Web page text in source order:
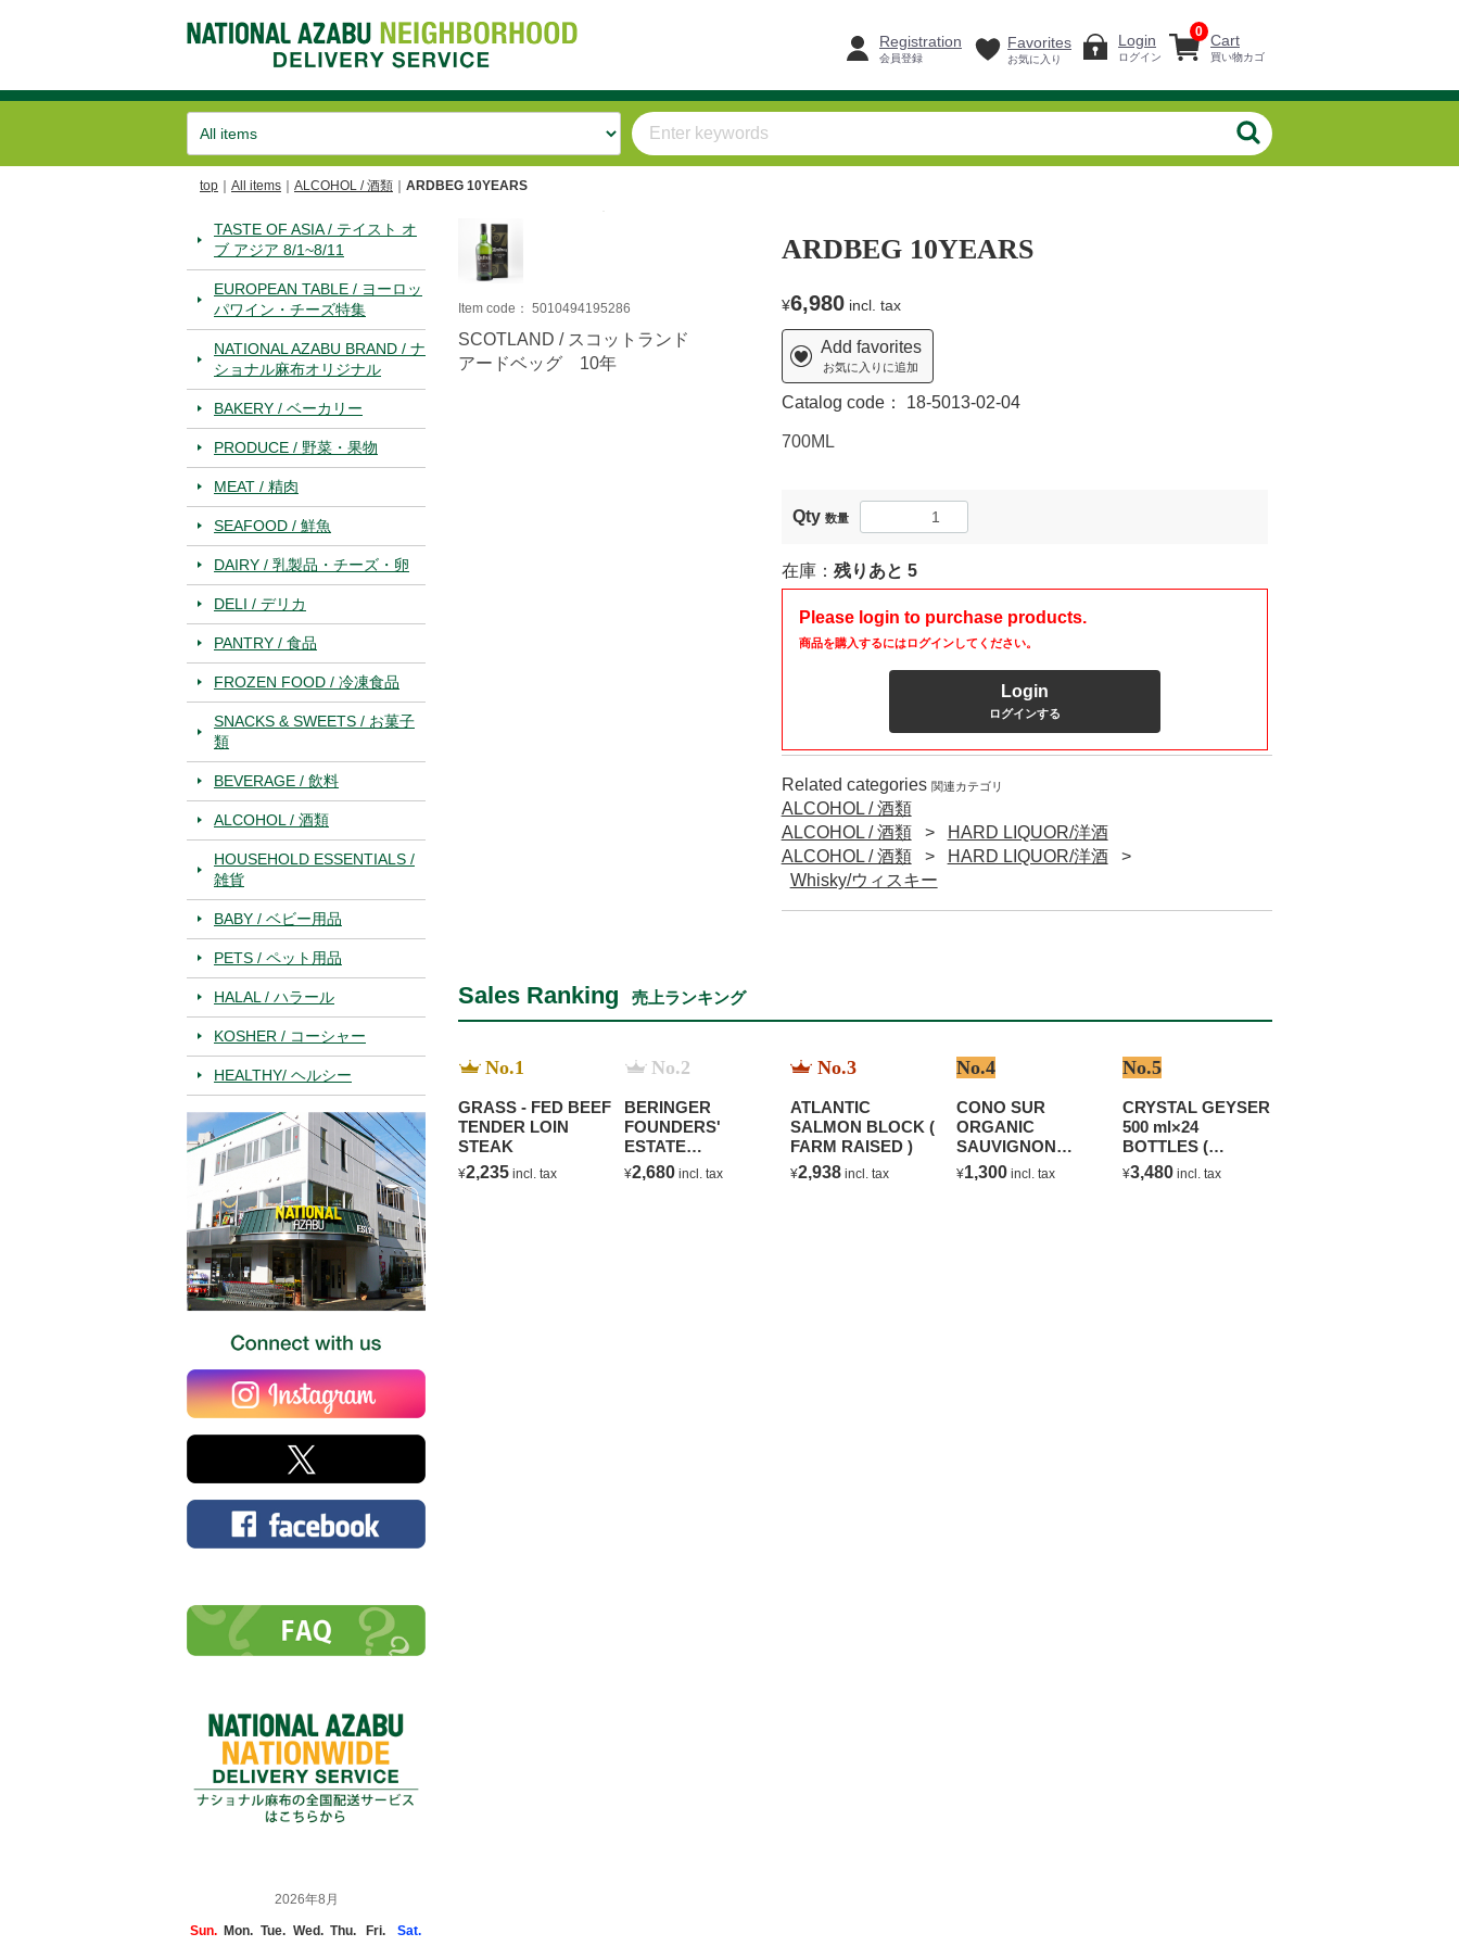
Cart
買い物カゴ
0
Registration
会員登録
Favorites
お気に入り
Login
ログイン
top All items ALCOHOL / 酒類 ARDBEG 10YEARS
TASTE OF ASIA / テイスト オ
ブ アジア 8/1~8/11
EUROPEAN TABLE / ヨーロッ
パワイン・チーズ特集
NATIONAL AZABU BRAND / ナ
ショナル麻布オリジナル
BAKERY / ベーカリー
PRODUCE / 野菜・果物
MEAT / 精肉
SEAFOOD / 鮮魚
DAIRY / 乳製品・チーズ・卵
DELI / デリカ
PANTRY / 食品
FROZEN FOOD / 冷凍食品
SNACKS & SWEETS / お菓子
類
BEVERAGE / 飲料
ALCOHOL / 酒類
HOUSEHOLD ESSENTIALS /
雑貨
BABY / ベビー用品
PETS / ペット用品
HALAL / ハラール
KOSHER / コーシャー
HEALTHY/ ヘルシー
2026年8月
Sun. Mon. Tue. Wed. Thu. Fri.
Sat.
ARDBEG 10YEARS
¥6,980incl. tax
Add favorites
お気に入りに追加
Catalog code： 18-5013-02-04
700ML
Qty 数量
在庫： 残りあと 5
Please login to purchase products.
商品を購入するにはログインしてください。
Login
ログインする
Item code： 5010494195286
SCOTLAND / スコットランド
アードベッグ 10年
Related categories 関連カテゴリ
ALCOHOL / 酒類
ALCOHOL / 酒類
HARD LIQUOR/洋酒
ALCOHOL / 酒類
HARD LIQUOR/洋酒
Whisky/ウィスキー
Sales Ranking 売上ランキング
No.1
GRASS - FED BEEF
TENDER LOIN
STEAK
¥2,235 incl. tax
No.2
BERINGER
FOUNDERS'
ESTATE
CHARDONNAY
¥2,680 incl. tax
No.3
ATLANTIC
SALMON BLOCK (
FARM RAISED )
¥2,938 incl. tax
No.4
CONO SUR
ORGANIC
SAUVIGNON
BLANC
¥1,300 incl. tax
No.5
CRYSTAL GEYSER
500 ml×24
BOTTLES (
NATURAL
MINERAL WATER )
¥3,480 incl. tax